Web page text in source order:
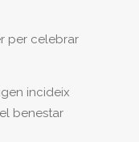
per celebrar
incideix
benestar